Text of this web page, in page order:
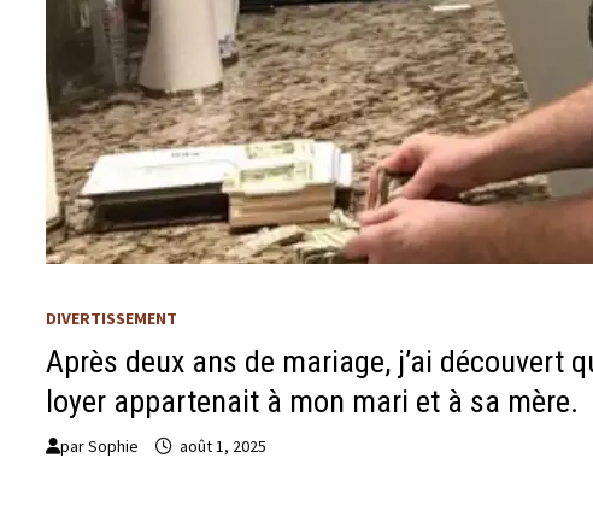
DIVERTISSEMENT
Après deux ans de mariage, j’ai découvert
loyer appartenait à mon mari et à sa mère.
parSophie août 1, 2025